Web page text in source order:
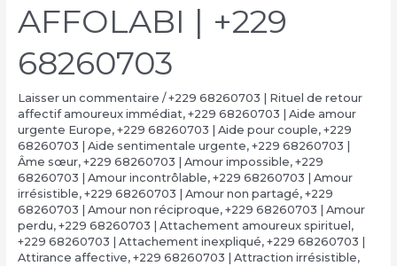
AFFOLABI | +229
68260703
Laisser un commentaire /+229 68260703 | Rituel de retour
affectif amoureux immédiat, +229 68260703 | Aide amour
urgente Europe, +229 68260703 | Aide pour couple, +229
68260703 | Aide sentimentale urgente, +229 68260703 |
Âme sœur, +229 68260703 | Amour impossible, +229
68260703 | Amour incontrôlable, +229 68260703 | Amour
irrésistible, +229 68260703 | Amour non partagé, +229
68260703 | Amour non réciproque, +229 68260703 | Amour
perdu, +229 68260703 | Attachement amoureux spirituel ,
+229 68260703 | Attachement inexpliqué, +229 68260703 |
Attirance affective, +229 68260703 | Attraction irrésistible,